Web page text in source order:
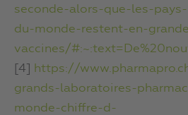
seconde-alors-que-les-
du-monde-restent-en-
vaccines/
[4]
https://
grands-laboratoires-
monde-chiffre-d-